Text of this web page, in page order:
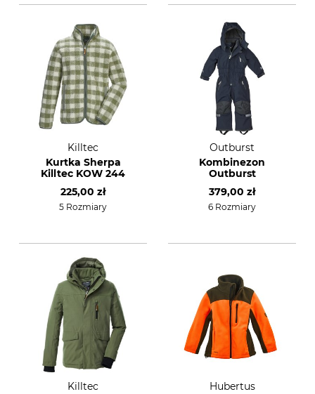
Killtec
Kurtka Sherpa
Killtec KOW 244
225,00 zł
5 Rozmiary
Outburst
Kombinezon
Outburst
379,00 zł
6 Rozmiary
Killtec
Hubertus